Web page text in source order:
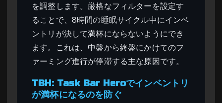
を調整します。厳格なフィルターを設定す
ることで、8時間の睡眠サイクル中にインベ
ントリが決して満杯にならないようにでき
ます。これは、中盤から終盤にかけてのフ
ァーミング進行が停滞する主な原因です。
TBH: Task Bar Heroでインベントリ
が満杯になるのを防ぐ